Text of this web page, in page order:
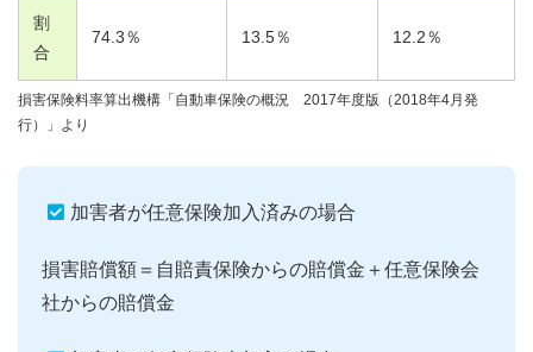
割
合
74.3％ 13.5％ 12.2％
損害保険料率算出機構「自動車保険の概況 2017年度版（2018年4月発
行）」より
加害者が任意保険加入済みの場合
損害賠償額＝自賠責保険からの賠償金＋任意保険会
社からの賠償金